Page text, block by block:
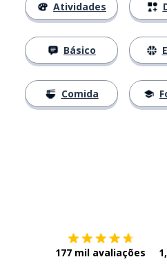
Atividades
Básico
Comida
177 mil avaliações